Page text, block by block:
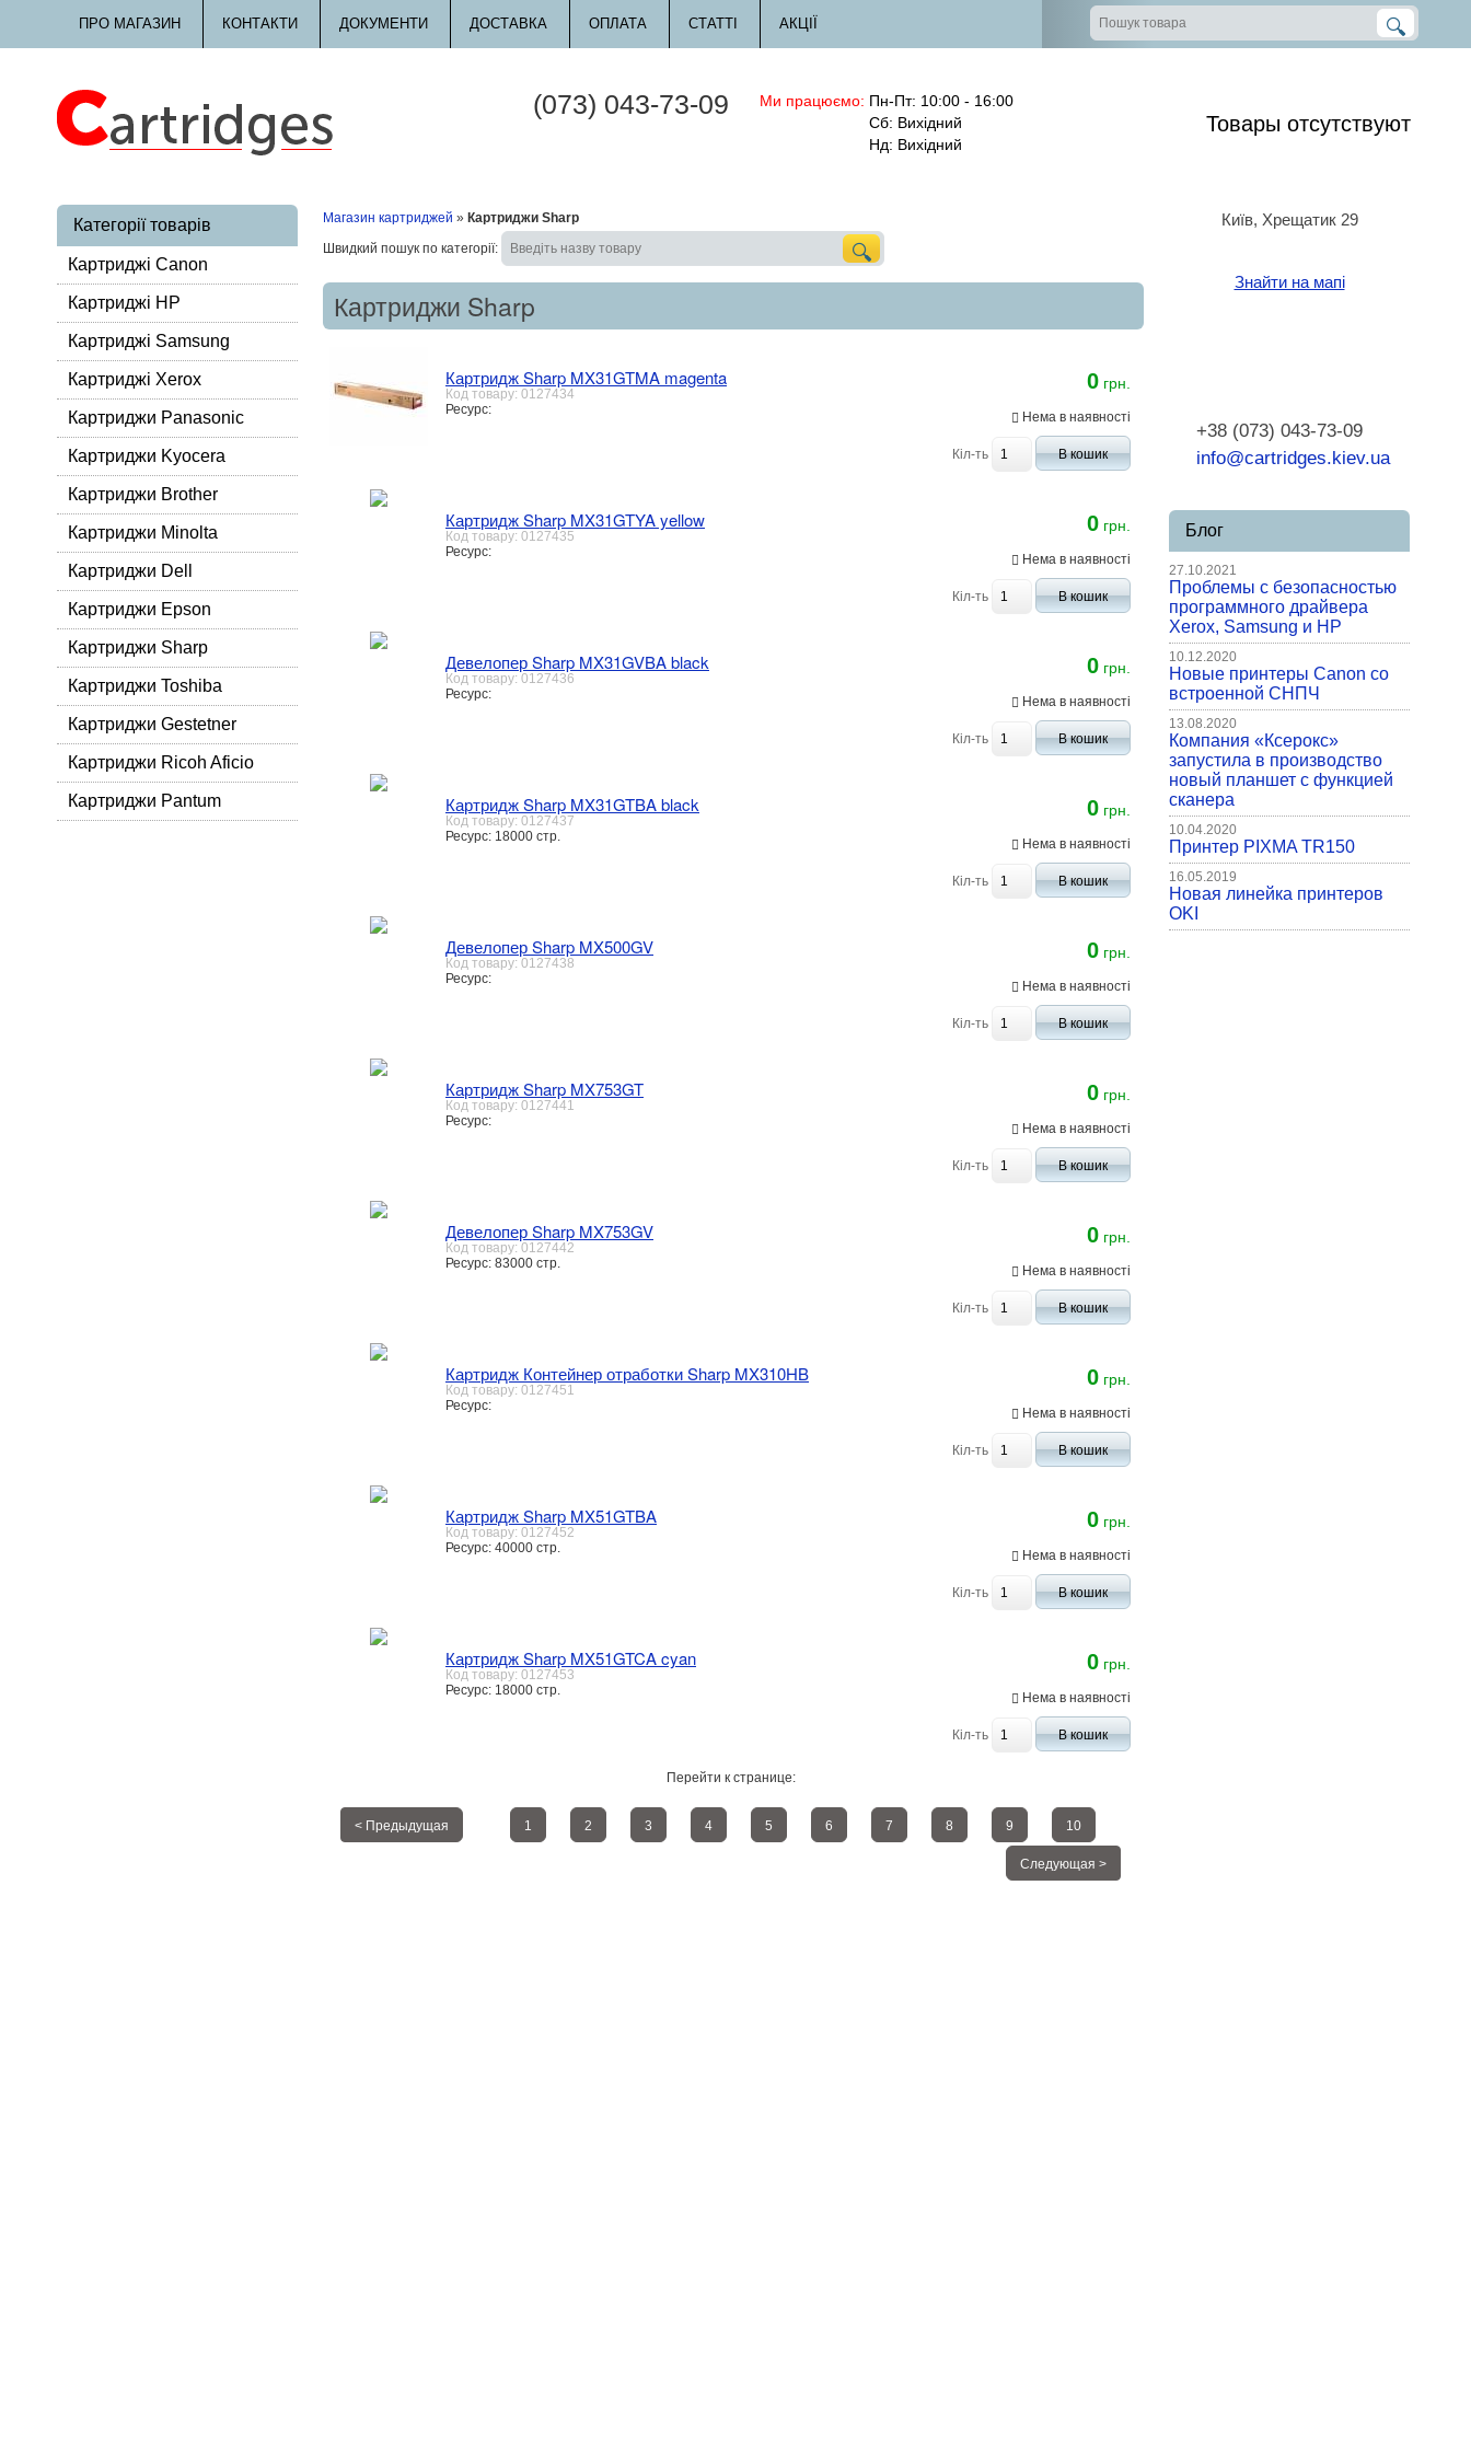
ПРО МАГАЗИН КОНТАКТИ ДОКУМЕНТИ ДОСТАВКА ОПЛАТА СТАТТІ АКЦІЇ
(073) 043-73-09 Ми працюємо: Пн-Пт: 10:00 - 16:00
Сб: Вихідний
Нд: Вихідний
Товары отсутствуют
Категорії товарів
Картриджі Canon
Картриджі HP
Картриджі Samsung
Картриджі Xerox
Картриджи Panasonic
Картриджи Kyocera
Картриджи Brother
Картриджи Minolta
Картриджи Dell
Картриджи Epson
Картриджи Sharp
Картриджи Toshiba
Картриджи Gestetner
Картриджи Ricoh Aficio
Картриджи Pantum
Магазин картриджей » Картриджи Sharp
Швидкий пошук по категорії:
Картриджи Sharp
Картридж Sharp MX31GTMA magenta
Код товару: 0127434
Ресурс:
0 грн.
Нема в наявності
Кіл-ть В кошик
Картридж Sharp MX31GTYA yellow
Код товару: 0127435
Ресурс:
0 грн.
Нема в наявності
Кіл-ть В кошик
Девелопер Sharp MX31GVBA black
Код товару: 0127436
Ресурс:
0 грн.
Нема в наявності
Кіл-ть В кошик
Картридж Sharp MX31GTBA black
Код товару: 0127437
Ресурс: 18000 стр.
0 грн.
Нема в наявності
Кіл-ть В кошик
Девелопер Sharp MX500GV
Код товару: 0127438
Ресурс:
0 грн.
Нема в наявності
Кіл-ть В кошик
Картридж Sharp MX753GT
Код товару: 0127441
Ресурс:
0 грн.
Нема в наявності
Кіл-ть В кошик
Девелопер Sharp MX753GV
Код товару: 0127442
Ресурс: 83000 стр.
0 грн.
Нема в наявності
Кіл-ть В кошик
Картридж Контейнер отработки Sharp MX310HB
Код товару: 0127451
Ресурс:
0 грн.
Нема в наявності
Кіл-ть В кошик
Картридж Sharp MX51GTBA
Код товару: 0127452
Ресурс: 40000 стр.
0 грн.
Нема в наявності
Кіл-ть В кошик
Картридж Sharp MX51GTCA cyan
Код товару: 0127453
Ресурс: 18000 стр.
0 грн.
Нема в наявності
Кіл-ть В кошик
Перейти к странице:
< Предыдущая 1 2 3 4 5 6 7 8 9 10
Следующая >
Київ, Хрещатик 29
Знайти на мапі
+38 (073) 043-73-09
info@cartridges.kiev.ua
Блог
27.10.2021
Проблемы с безопасностью
программного драйвера
Xerox, Samsung и HP
10.12.2020
Новые принтеры Canon со
встроенной СНПЧ
13.08.2020
Компания «Ксерокс»
запустила в производство
новый планшет с функцией
сканера
10.04.2020
Принтер PIXMA TR150
16.05.2019
Новая линейка принтеров
OKI